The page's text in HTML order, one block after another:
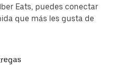
Eats, puedes conectar
que más les gusta de